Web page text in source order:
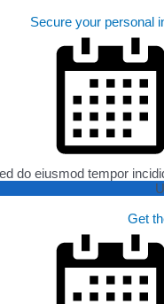
Secure your personal
eiusmod tempor
Get